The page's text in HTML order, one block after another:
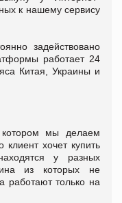
к нашему сервису
задействовано
работает 24
Китая, Украины и
мы делаем
клиент хочет купить
у разных
из которых не
работают только на